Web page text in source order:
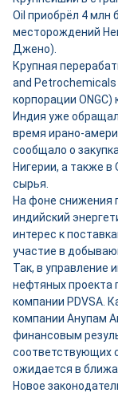
Oil приобрёл 4 млн
месторождений
Джено).
Крупная
and Petrochemicals
корпорации
Индия уже
время ирано-
сообщало о
Нигерии, а также
сырья.
На фоне снижения
индийский
интерес к
участие в
Так, в управление
нефтяных проекта
компании PDVSA.
компании Анупам
финансовым
соответствующих
ожидается в
Новое